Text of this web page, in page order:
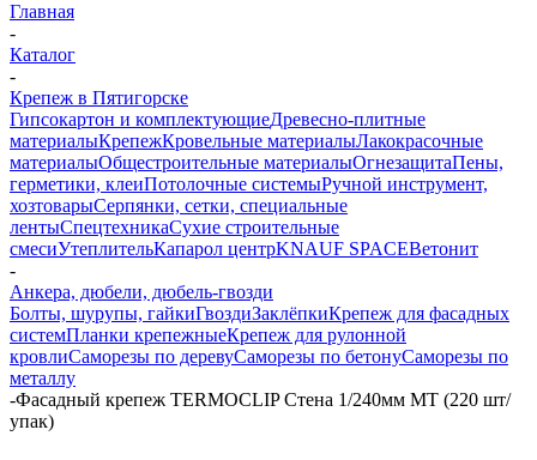
Главная
-
Каталог
-
Крепеж в Пятигорске
Гипсокартон и комплектующиеДревесно-плитные
материалыКрепежКровельные материалыЛакокрасочные
материалыОбщестроительные материалыОгнезащитаПены,
герметики, клеиПотолочные системыРучной инструмент,
хозтоварыСерпянки, сетки, специальные
лентыСпецтехникаСухие строительные
смесиУтеплительКапарол центрKNAUF SPACEВетонит
-
Анкера, дюбели, дюбель-гвозди
Болты, шурупы, гайкиГвоздиЗаклёпкиКрепеж для фасадных
системПланки крепежныеКрепеж для рулонной
кровлиСаморезы по деревуСаморезы по бетонуСаморезы по
металлу
-Фасадный крепеж TERMOCLIP Стена 1/240мм MT (220 шт/
упак)